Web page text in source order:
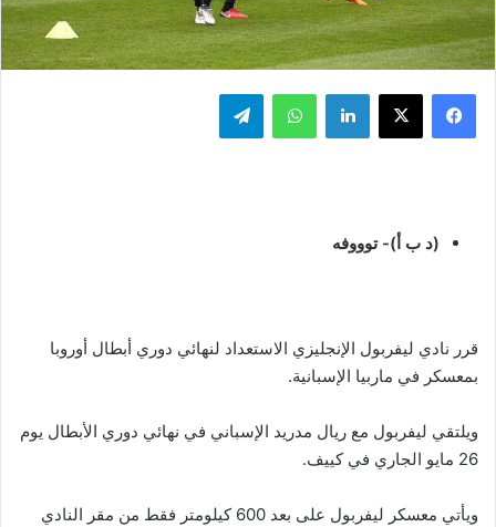
فيسبوك ‫X لينكدإن واتساب تيلقرام
(د ب أ)- توووفه
قرر نادي ليفربول الإنجليزي الاستعداد لنهائي دوري أبطال أوروبا
بمعسكر في ماربيا الإسبانية.
ويلتقي ليفربول مع ريال مدريد الإسباني في نهائي دوري الأبطال يوم
26 مايو الجاري في كييف.
ويأتي معسكر ليفربول على بعد 600 كيلومتر فقط من مقر النادي